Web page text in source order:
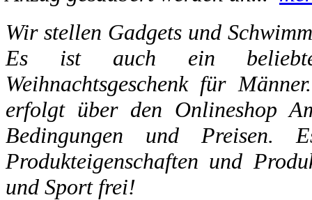
Wir stellen Gadgets und
Es ist auch ein beliebtes
Weihnachtsgeschenk für
erfolgt über den Onlineshop
Bedingungen und Preisen.
Produkteigenschaften und
und Sport frei!